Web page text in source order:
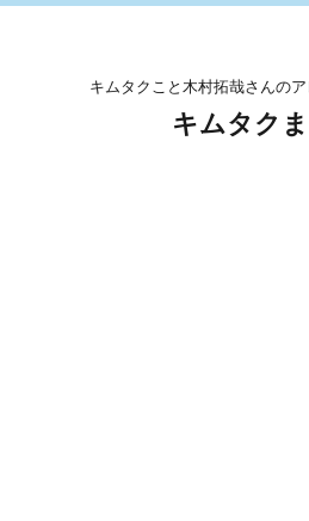
キムタクこと木村拓哉さんの
キムタク